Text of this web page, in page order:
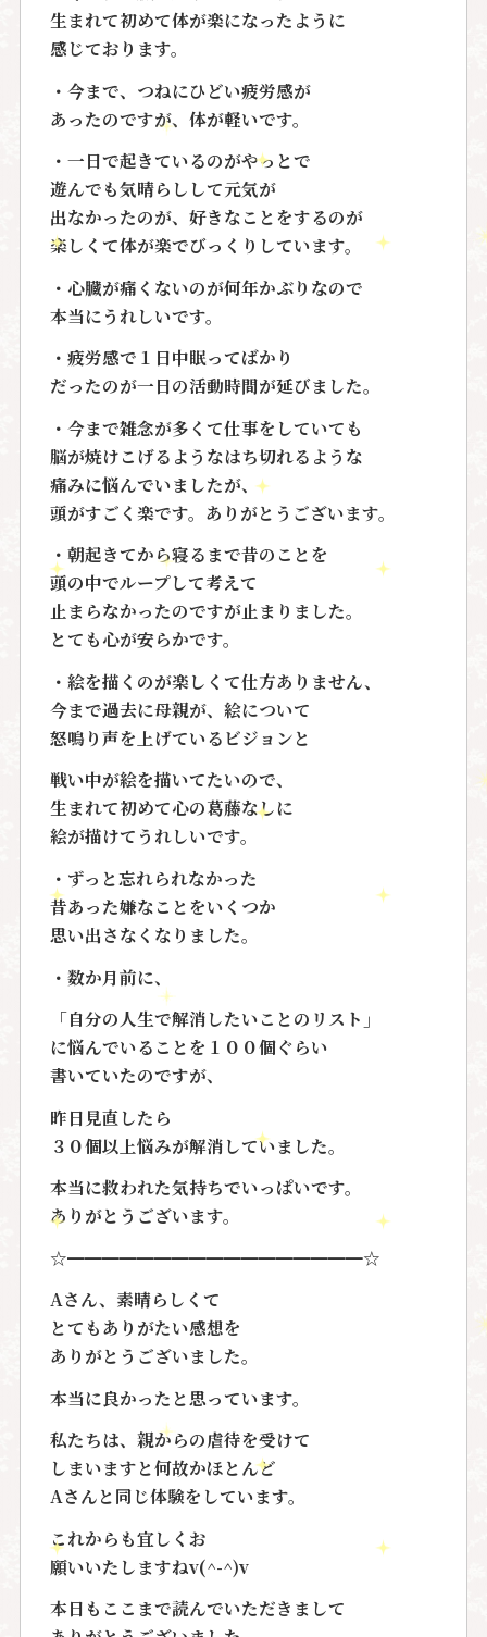
生まれて初めて体が楽になったように
感じております。
・今まで、 つねにひどい疲労感が
あったのですが、体が軽いです。
・ 一日で起きているのがやっとで
遊んでも気晴らしして元気が
出なかったのが、好きなことをするのが
楽しくて体が楽でびっくりしています。
・ 心臓が痛くないのが何年かぶり なので
本当にうれしいです。
・ 疲労感で１日中眠ってばかり
だったのが一日の活動時間が延びました。
・今まで雑念が多くて仕事をしていても
脳が焼けこげるようなはち切れるような
痛みに悩んでいましたが、
頭がすごく楽です。ありがとうございます。
・朝起きてから寝るまで昔のことを
頭の中でループして考えて
止まらなかったのですが止まりました。
とても心が安らかです。
・絵を描くのが楽しくて仕方ありません、
今まで過去に母親が、 絵について
怒鳴り声を上げているビジョンと
戦い中が絵を描いてたいので、
生まれて初めて心の葛藤なしに
絵が描けてうれしいです。
・ずっと忘れられなかった
昔あった嫌なことをいくつか
思い出さなくなりました。
・数か月前に、
「自分の人生で解消したいことのリスト」
に悩んでいることを１００個ぐらい
書いていたのですが、
昨日見直したら
３０個以上悩みが解消していました。
本当に救われた気持ちでいっぱいです。
ありがとうございます。
☆━━━━━━━━━━━━━━━━━☆
Aさん、素晴らしくて
とてもありがたい感想を
ありがとうございました。
本当に良かったと思っています。
私たちは、親からの虐待を受けて
しまいますと何故かほとんど
Aさんと 同じ体験をしています。
これからも宜しくお
願いいたしますねv(^-^)v
本日もここまで読んでいただきまして